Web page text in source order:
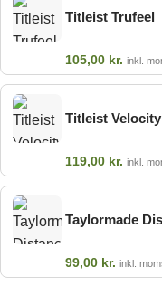
Titleist Trufeel
105,00 kr. inkl.
Titleist Velocity
119,00 kr. inkl.
Taylormade
99,00 kr. inkl.